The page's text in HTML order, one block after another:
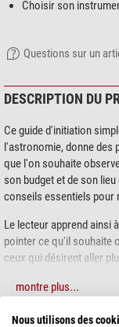
Choisir son
Questions sur un
DESCRIPTION DU
Ce guide d'initiation
l'astronomie, donne des
que l'on souhaite
son budget et de son
conseils essentiels pour
Le lecteur apprend ainsi
pointer ce qu'il souhaite
ceux qui désirent aller
facile à lire et très
montre plus...
Nous utilisons des